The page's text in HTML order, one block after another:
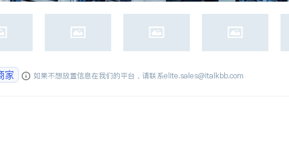
家 如果不想放置信息在我们的平台，请联系elite.sales@italkbb.com